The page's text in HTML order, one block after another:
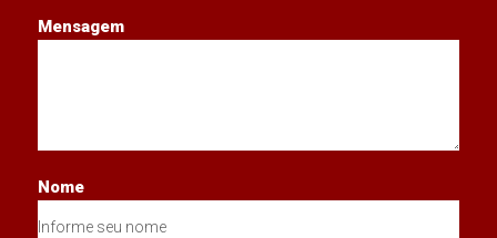
Mensagem
Nome